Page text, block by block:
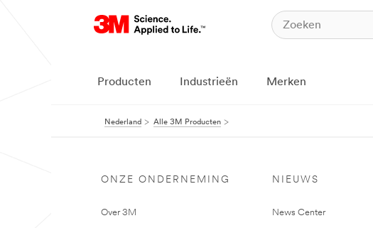
Producten Industrieën Merken
Nederland Alle 3M Producten
ONZE ONDERNEMING
Over 3M
NIEUWS
News Center